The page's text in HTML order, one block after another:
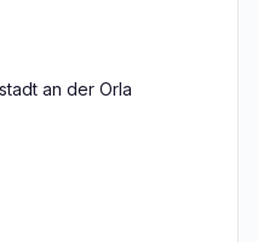
an der Orla